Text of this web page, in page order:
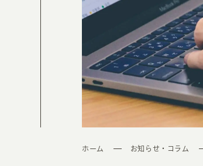
ホーム お知らせ・コラム